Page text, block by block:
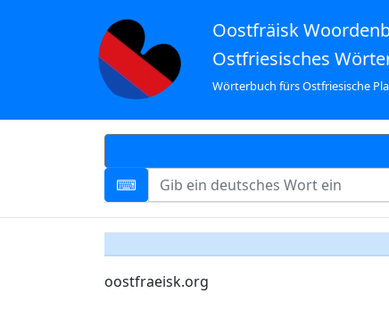
Oostfräisk
Ostfriesisches
Wörterbuch fürs Ostfriesische
oostfraeisk.org